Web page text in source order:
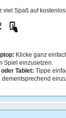
viel Spaß auf
Klicke ganz
Spiel einzusetzen.
Tablet: Tippe
dementsprechend